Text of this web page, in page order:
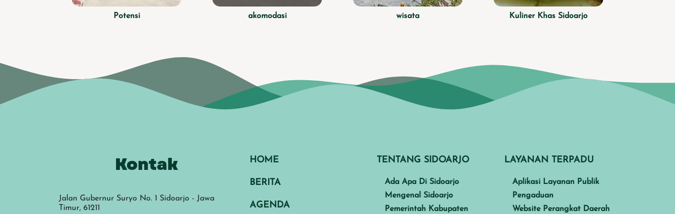
Potensi akomodasi wisata Kuliner Khas Sidoarjo
Kontak
Jalan Gubernur Suryo No. 1 Sidoarjo - Jawa
Timur, 61211
HOME
BERITA
AGENDA
TENTANG SIDOARJO
Ada Apa Di Sidoarjo
Mengenal Sidoarjo
Pemerintah Kabupaten
LAYANAN TERPADU
Aplikasi Layanan Publik
Pengaduan
Website Perangkat Daerah